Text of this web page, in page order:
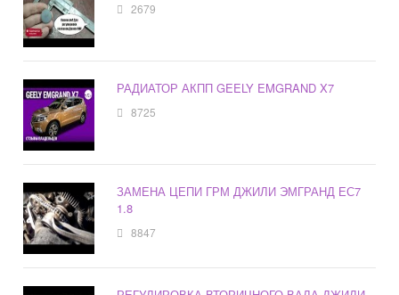
2679
РАДИАТОР АКПП GEELY EMGRAND X7
8725
ЗАМЕНА ЦЕПИ ГРМ ДЖИЛИ ЭМГРАНД ЕС7
1.8
8847